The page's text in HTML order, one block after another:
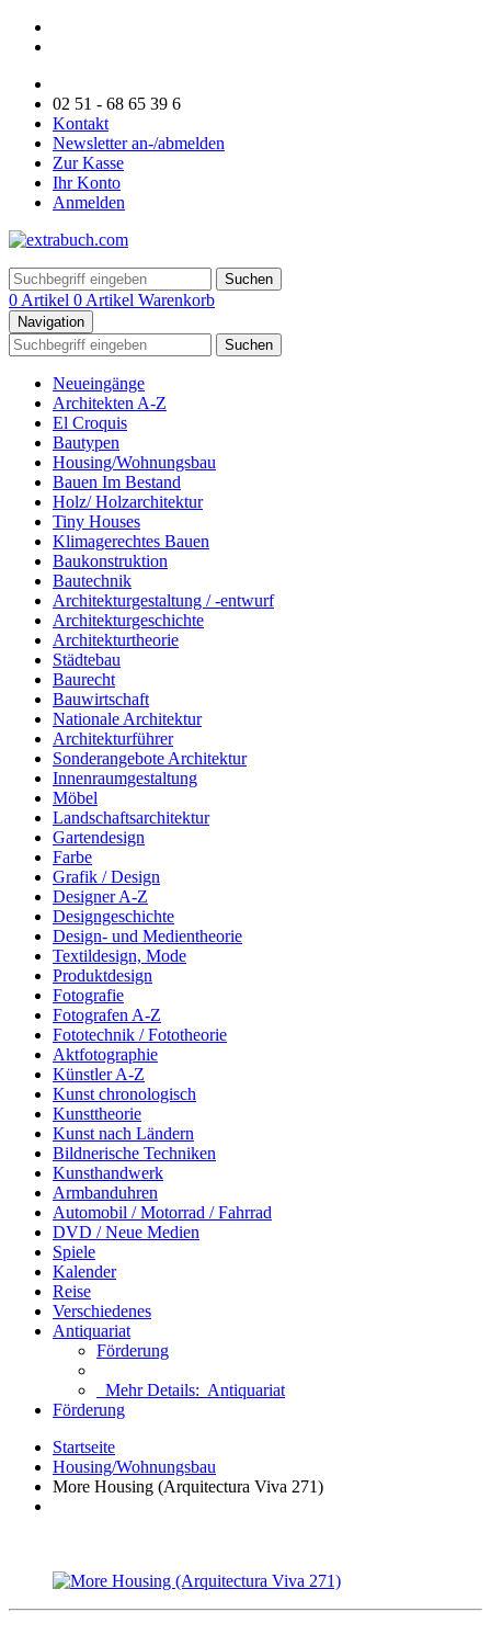
02 51 - 68 65 39 6
Kontakt
Newsletter an-/abmelden
Zur Kasse
Ihr Konto
Anmelden
Suchen
0 Artikel 0 Artikel Warenkorb
Navigation
Suchen
Neueingänge
Architekten A-Z
El Croquis
Bautypen
Housing/Wohnungsbau
Bauen Im Bestand
Holz/ Holzarchitektur
Tiny Houses
Klimagerechtes Bauen
Baukonstruktion
Bautechnik
Architekturgestaltung / -entwurf
Architekturgeschichte
Architekturtheorie
Städtebau
Baurecht
Bauwirtschaft
Nationale Architektur
Architekturführer
Sonderangebote Architektur
Innenraumgestaltung
Möbel
Landschaftsarchitektur
Gartendesign
Farbe
Grafik / Design
Designer A-Z
Designgeschichte
Design- und Medientheorie
Textildesign, Mode
Produktdesign
Fotografie
Fotografen A-Z
Fototechnik / Fototheorie
Aktfotographie
Künstler A-Z
Kunst chronologisch
Kunsttheorie
Kunst nach Ländern
Bildnerische Techniken
Kunsthandwerk
Armbanduhren
Automobil / Motorrad / Fahrrad
DVD / Neue Medien
Spiele
Kalender
Reise
Verschiedenes
Antiquariat
Förderung
Mehr Details: Antiquariat
Förderung
Startseite
Housing/Wohnungsbau
More Housing (Arquitectura Viva 271)